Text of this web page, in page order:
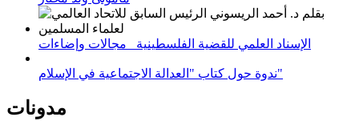
الإسناد العلمي للقضية الفلسطينية_ مجالات وإضاءات
ندوة حول كتاب "العدالة الاجتماعية في الإسلام"
مدونات